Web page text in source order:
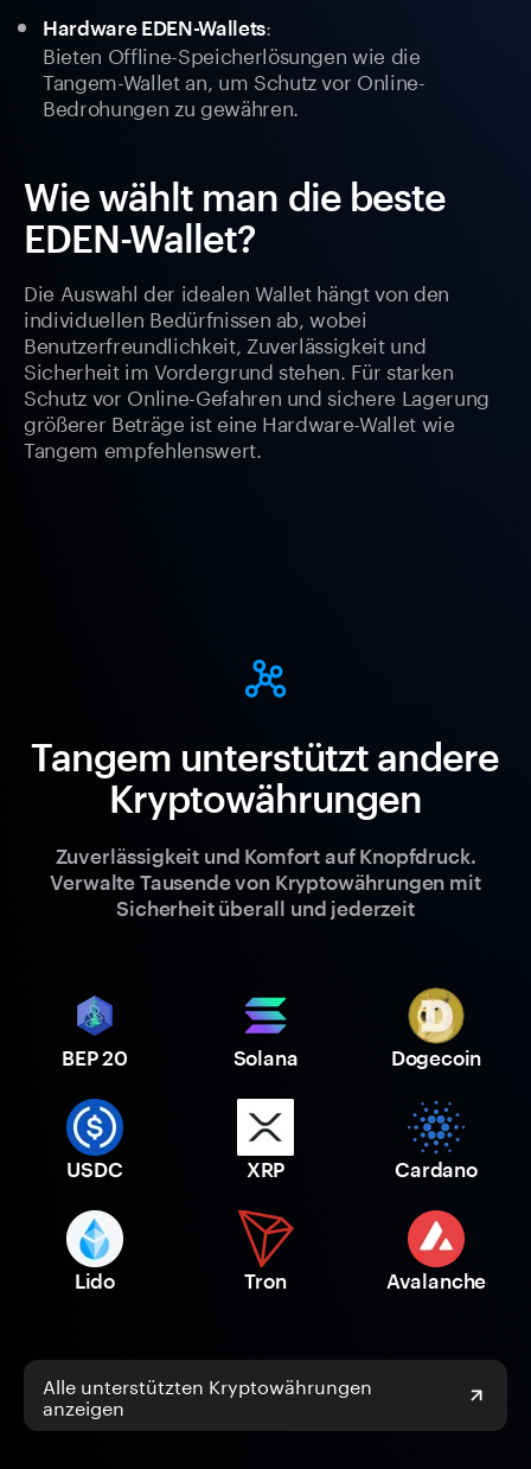
Hardware EDEN-Wallets:
Bieten Offline-Speicherlösungen wie die
Tangem-Wallet an, um Schutz vor Online-
Bedrohungen zu gewähren.
Wie wählt man die beste
EDEN-Wallet?
Die Auswahl der idealen Wallet hängt von den
individuellen Bedürfnissen ab, wobei
Benutzerfreundlichkeit, Zuverlässigkeit und
Sicherheit im Vordergrund stehen. Für starken
Schutz vor Online-Gefahren und sichere Lagerung
größerer Beträge ist eine Hardware-Wallet wie
Tangem empfehlenswert.
Tangem unterstützt andere
Kryptowährungen
Zuverlässigkeit und Komfort auf Knopfdruck.
Verwalte Tausende von Kryptowährungen mit
Sicherheit überall und jederzeit
BEP 20 Solana Dogecoin
USDC XRP Cardano
Lido Tron Avalanche
Alle unterstützten Kryptowährungen
anzeigen